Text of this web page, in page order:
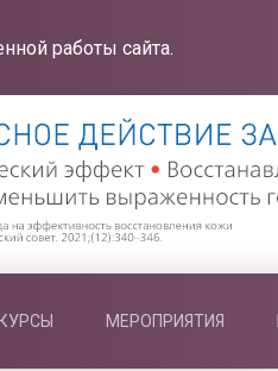
работы сайта.
КУРСЫ МЕРОПРИЯТИЯ